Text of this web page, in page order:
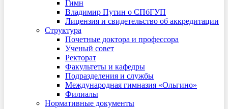
Гимн
Владимир Путин о СПбГУП
Лицензия и свидетельство об аккредитации
Структура
Почетные доктора и профессора
Ученый совет
Ректорат
Факультеты и кафедры
Подразделения и службы
Международная гимназия «Ольгино»
Филиалы
Нормативные документы